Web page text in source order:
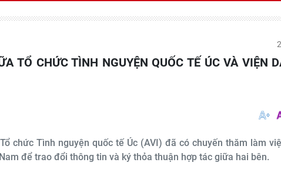
chức Tình nguyện quốc tế Úc (AVI) đã có chuyến thăm làm
để trao đổi thông tin và ký thỏa thuận hợp tác giữa hai bên.